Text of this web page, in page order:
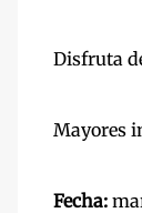
Disfruta
Mayores
Fecha: